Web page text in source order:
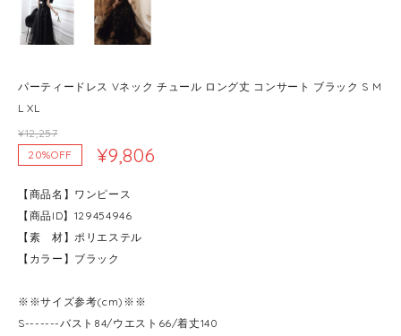
パーティードレス Vネック チュール ロング丈 コンサート ブラック S M
L XL
¥12,257
20%OFF
¥9,806
【商品名】ワンピース
【商品ID】129454946
【素 材】ポリエステル
【カラー】ブラック
※※サイズ参考(cm)※※
S-------バスト84/ウエスト66/着丈140